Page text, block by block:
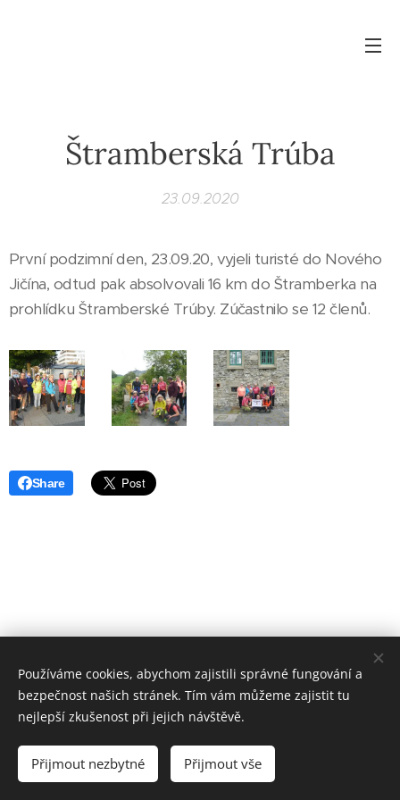
Štramberská Trúba
23.09.2020
První podzimní den, 23.09.20, vyjeli turisté do Nového
Jičína, odtud pak absolvovali 16 km do Štramberka na
prohlídku Štramberské Trúby. Zúčastnilo se 12 členů.
Share
© 2019 Hostinec u nádraží Červenka | Všechna práva vyhrazena
Vytvořeno službouWebnode
Používáme cookies, abychom zajistili správné fungování a
bezpečnost našich stránek. Tím vám můžeme zajistit tu
nejlepší zkušenost při jejich návštěvě.
Přijmout nezbytné Přijmout vše